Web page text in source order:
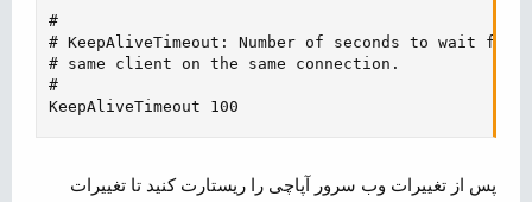
#
# KeepAliveTimeout: Number of seconds to wait for
# same client on the same connection.
#
KeepAliveTimeout 100
پس از تغییرات وب سرور آپاچی را ریستارت کنید تا تغییرات